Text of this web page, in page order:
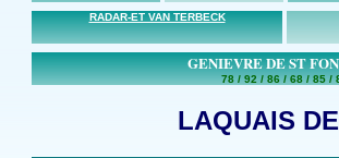
RADAR-ET VAN TERBECK
GENIEVRE DE ST
78 / 92 / 86 / 68 / 85 /
LAQUAIS